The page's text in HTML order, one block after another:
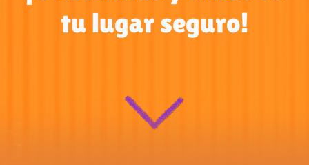
tu lugar seguro!